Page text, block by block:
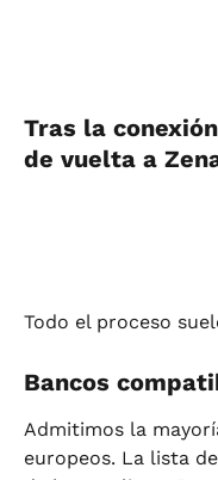
Tras la
de vuelta a
Todo el proceso
Bancos
Admitimos la
europeos. La lista